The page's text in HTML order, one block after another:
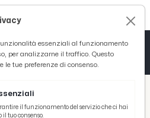
Ascoli
essenziali al funzionamento
per analizzarne il traffico. Questo
le tue preferenze di consenso.
il funzionamento del servizio che ci hai
il tuo consenso.